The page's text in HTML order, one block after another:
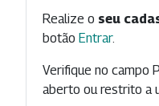
Realize o seu
botão Entrar.
Verifique no campo
aberto ou restrito a